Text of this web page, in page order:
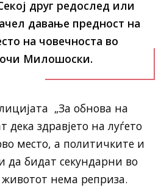
друг редослед или
давање предност на
на човечноста во
Милошоски.
„За обнова на
дека здравјето на луѓето
место, а политичките и
да бидат секундарни во
животот нема реприза.